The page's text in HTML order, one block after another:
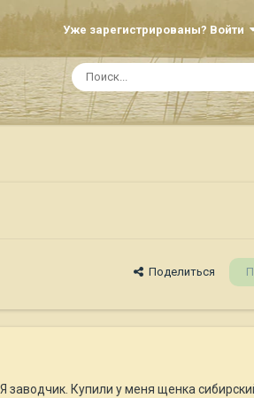
Уже зарегистрированы? Войти
Поделиться
Купили у меня щенка